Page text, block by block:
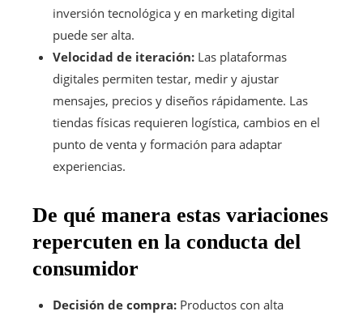
inversión tecnológica y en marketing digital
puede ser alta.
Velocidad de iteración: Las plataformas
digitales permiten testar, medir y ajustar
mensajes, precios y diseños rápidamente. Las
tiendas físicas requieren logística, cambios en el
punto de venta y formación para adaptar
experiencias.
De qué manera estas variaciones
repercuten en la conducta del
consumidor
Decisión de compra: Productos con alta